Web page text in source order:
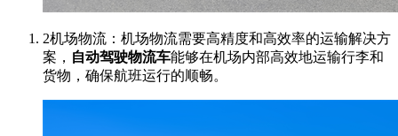
2机场物流：机场物流需要高精度和高效率的运输解决方
案， 自动驾驶物流车能够在机场内部高效地运输行李和
货物，确保航班运行的顺畅。